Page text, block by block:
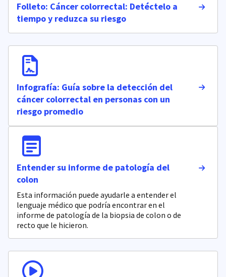
Folleto: Cáncer colorrectal: Detéctelo a
tiempo y reduzca su riesgo
Infografía: Guía sobre la detección del
cáncer colorrectal en personas con un
riesgo promedio
Entender su informe de patología del
colon
Esta información puede ayudarle a entender el
lenguaje médico que podría encontrar en el
informe de patología de la biopsia de colon o de
recto que le hicieron.